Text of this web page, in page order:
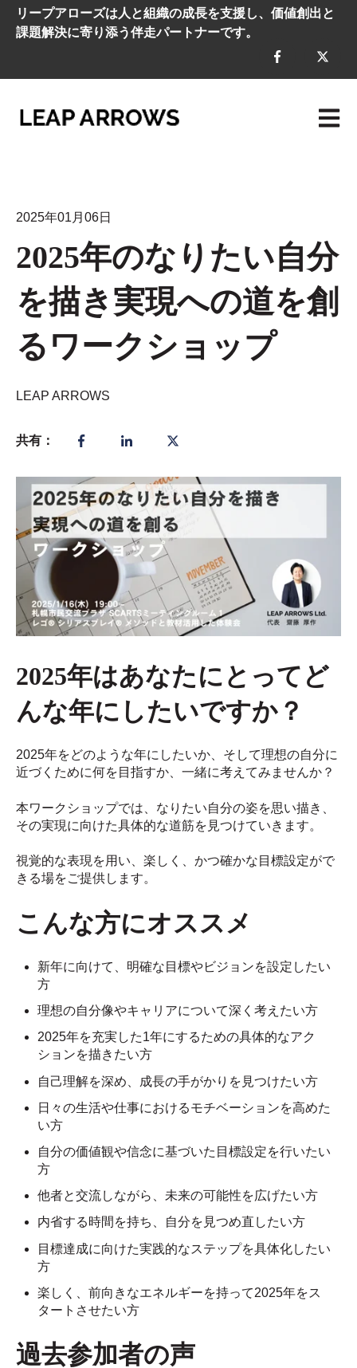
リープアローズは人と組織の成長を支援し、価値創出と
課題解決に寄り添う伴走パートナーです。
メイ
2025年01月06日
2025年のなりたい自分
を描き実現への道を創
るワークショップ
LEAP ARROWS
共有：
2025年はあなたにとってど
んな年にしたいですか？
2025年をどのような年にしたいか、そして理想の自分に
近づくために何を目指すか、一緒に考えてみませんか？
本ワークショップでは、なりたい自分の姿を思い描き、
その実現に向けた具体的な道筋を見つけていきます。
視覚的な表現を用い、楽しく、かつ確かな目標設定がで
きる場をご提供します。
こんな方にオススメ
新年に向けて、明確な目標やビジョンを設定したい
方
理想の自分像やキャリアについて深く考えたい方
2025年を充実した1年にするための具体的なアク
ションを描きたい方
自己理解を深め、成長の手がかりを見つけたい方
日々の生活や仕事におけるモチベーションを高めた
い方
自分の価値観や信念に基づいた目標設定を行いたい
方
他者と交流しながら、未来の可能性を広げたい方
内省する時間を持ち、自分を見つめ直したい方
目標達成に向けた実践的なステップを具体化したい
方
楽しく、前向きなエネルギーを持って2025年をス
タートさせたい方
過去参加者の声